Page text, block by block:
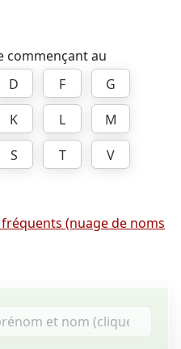
commençant au
D F
G
K L
M
S T
V
(nuage de noms